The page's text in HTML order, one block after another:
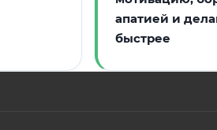
апатией и
быстрее